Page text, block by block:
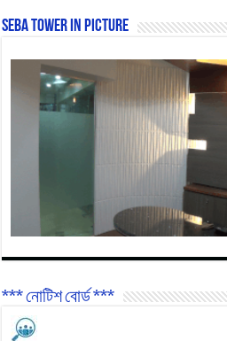
SEBA Tower In Picture
*** নোটিশ বোর্ড ***